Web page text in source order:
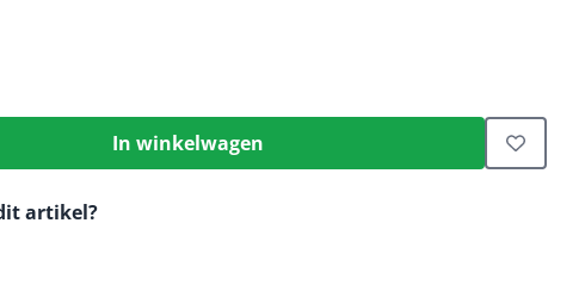
In winkelwagen
artikel?